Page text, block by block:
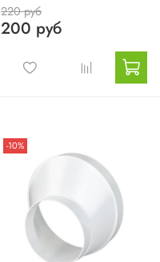
220 руб
200 руб
-10%